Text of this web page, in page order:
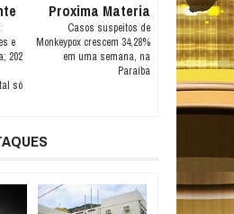
e
202
só
Proxima Materia
Casos suspeitos de
Monkeypox crescem 34,28%
em uma semana, na
Paraíba